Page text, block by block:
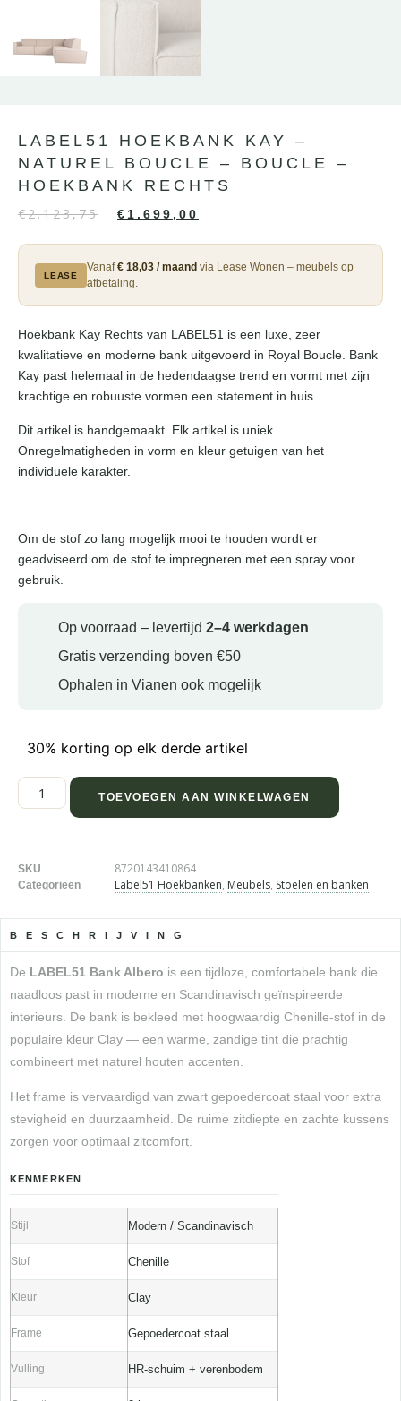
LABEL51 HOEKBANK KAY –
NATUREL BOUCLE – BOUCLE –
HOEKBANK RECHTS
€2.123,75 € 1.699,00
LEASE
Vanaf€ 18,03 / maand via Lease Wonen – meubels op
afbetaling.
Hoekbank Kay Rechts van LABEL51 is een luxe, zeer
kwalitatieve en moderne bank uitgevoerd in Royal Boucle. Bank
Kay past helemaal in de hedendaagse trend en vormt met zijn
krachtige en robuuste vormen een statement in huis.
Dit artikel is handgemaakt. Elk artikel is uniek.
Onregelmatigheden in vorm en kleur getuigen van het
individuele karakter.
Om de stof zo lang mogelijk mooi te houden wordt er
geadviseerd om de stof te impregneren met een spray voor
gebruik.
Op voorraad – levertijd 2–4 werkdagen
Gratis verzending boven €50
Ophalen in Vianen ook mogelijk
30% korting op elk derde artikel
TOEVOEGEN AAN WINKELWAGEN
SKU 8720143410864
Categorieën Label51 Hoekbanken, Meubels, Stoelen en banken
BESCHRIJVING
De LABEL51 Bank Albero is een tijdloze, comfortabele bank die
naadloos past in moderne en Scandinavisch geïnspireerde
interieurs. De bank is bekleed met hoogwaardig Chenille-stof in de
populaire kleur Clay — een warme, zandige tint die prachtig
combineert met naturel houten accenten.
Het frame is vervaardigd van zwart gepoedercoat staal voor extra
stevigheid en duurzaamheid. De ruime zitdiepte en zachte kussens
zorgen voor optimaal zitcomfort.
KENMERKEN
Stijl Modern / Scandinavisch
Stof Chenille
Kleur Clay
Frame Gepoedercoat staal
Vulling HR-schuim + verenbodem